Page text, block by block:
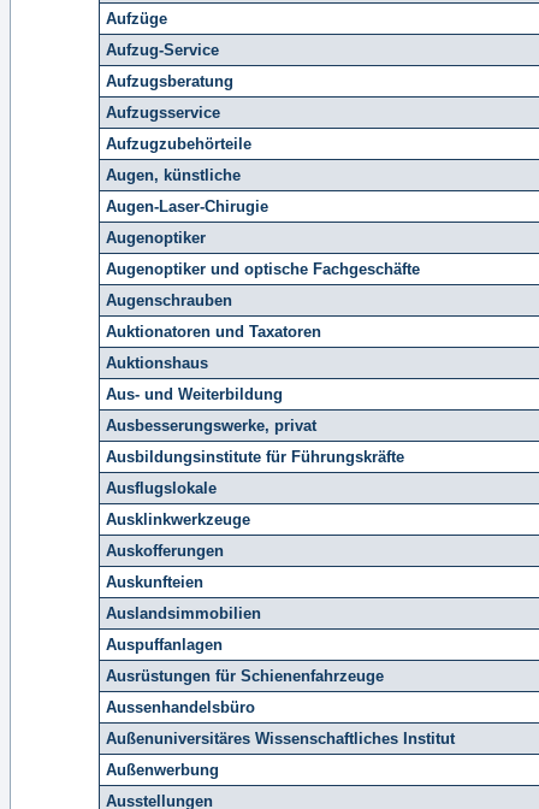
Aufzüge
Aufzug-Service
Aufzugsberatung
Aufzugsservice
Aufzugzubehörteile
Augen, künstliche
Augen-Laser-Chirugie
Augenoptiker
Augenoptiker und optische Fachgeschäfte
Augenschrauben
Auktionatoren und Taxatoren
Auktionshaus
Aus- und Weiterbildung
Ausbesserungswerke, privat
Ausbildungsinstitute für Führungskräfte
Ausflugslokale
Ausklinkwerkzeuge
Auskofferungen
Auskunfteien
Auslandsimmobilien
Auspuffanlagen
Ausrüstungen für Schienenfahrzeuge
Aussenhandelsbüro
Außenuniversitäres Wissenschaftliches Institut
Außenwerbung
Ausstellungen